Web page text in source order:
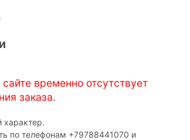
временно отсутствует
заказа.
характер.
по телефонам ‎+79788441070 и